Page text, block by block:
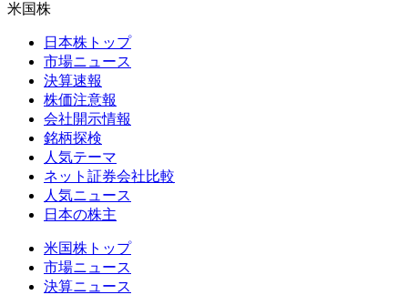
米国株
日本株トップ
市場ニュース
決算速報
株価注意報
会社開示情報
銘柄探検
人気テーマ
ネット証券会社比較
人気ニュース
日本の株主
米国株トップ
市場ニュース
決算ニュース